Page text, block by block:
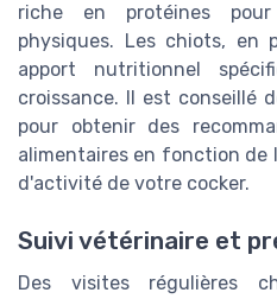
riche en protéines
physiques. Les chiots, en
apport nutritionnel
croissance. Il est conseillé
pour obtenir des
alimentaires en fonction de
d'activité de votre cocker.
Suivi vétérinaire et
Des visites régulières